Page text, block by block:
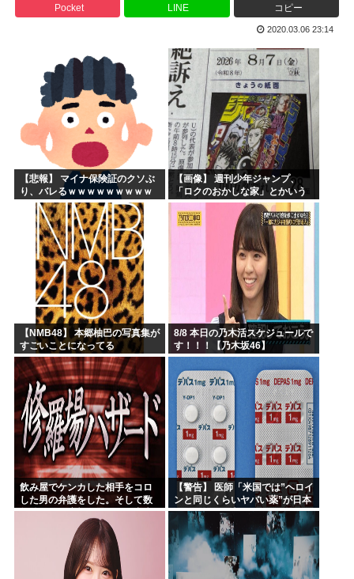
海外「日本人はなんて気高いんだ！」 英高級紙も驚愕した極...
海外「子宮頸部には神経がないので痛みは感じませんよ」医者...
【愛知・長久手市】ジブリパークに新施設誕生へ 「風の谷の...
ちいかわのモモンガ、逝く模様
4時だから窓から4回安倍晋三連呼した
【画像】今期の覇権アニメが『天幕シャドウガール』に決まっ...
トランプの支持率低迷中の共和党、中間選挙では「民主党はも...
Pocket LINE コピー
2020.03.06 23:14
【悲報】 マイナ保険証のクソぶ
り、バレるｗｗｗｗｗｗｗｗｗ
【画像】 週刊少年ジャンプ、
「ロクのおかしな家」とかいう
微妙な漫画を巻頭カラーにした
せいで100万部切る
【NMB48】 本郷柚巴の写真集が
すごいことになってる
8/8 本日の乃木活スケジュールで
す！！！【乃木坂46】
飲み屋でケンカした相手をコロ
した男の弁護をした。そして数
年後、因果応報を思わせる出来
【警告】 医師「米国では”ヘロイ
ンと同じくらいヤバい薬”が日本
では平気で処方されてる」